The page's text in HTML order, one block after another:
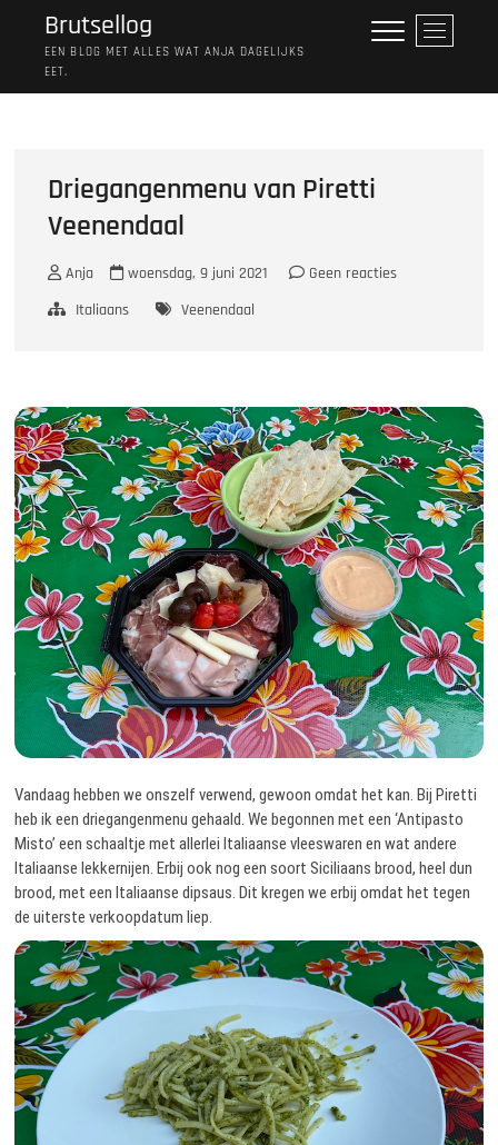
Brutsellog
EEN BLOG MET ALLES WAT ANJA DAGELIJKS
EET.
M
e
Driegangenmenu van Piretti
Veenendaal
Anja woensdag, 9 juni 2021
Geen reacties
Italiaans
Veenendaal
Vandaag hebben we onszelf verwend, gewoon omdat het kan. Bij Piretti
heb ik een driegangenmenu gehaald. We begonnen met een ‘Antipasto
Misto’ een schaaltje met allerlei Italiaanse vleeswaren en wat andere
Italiaanse lekkernijen. Erbij ook nog een soort Siciliaans brood, heel dun
brood, met een Italiaanse dipsaus. Dit kregen we erbij omdat het tegen
de uiterste verkoopdatum liep.